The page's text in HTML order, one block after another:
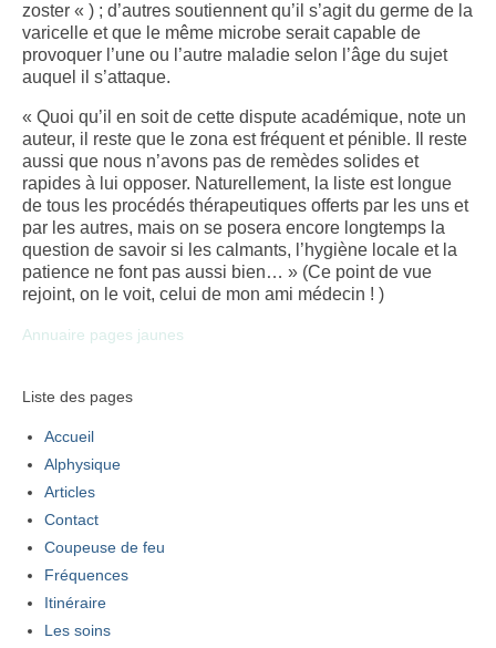
zoster « ) ; d’autres soutiennent qu’il s’agit du germe de la
varicelle et que le même microbe serait capable de
provoquer l’une ou l’autre maladie selon l’âge du sujet
auquel il s’attaque.
« Quoi qu’il en soit de cette dispute académique, note un
auteur, il reste que le zona est fréquent et pénible. Il reste
aussi que nous n’avons pas de remèdes solides et
rapides à lui opposer. Naturellement, la liste est longue
de tous les procédés thérapeutiques offerts par les uns et
par les autres, mais on se posera encore longtemps la
question de savoir si les calmants, l’hygiène locale et la
patience ne font pas aussi bien… » (Ce point de vue
rejoint, on le voit, celui de mon ami médecin ! )
Annuaire pages jaunes
Liste des pages
Accueil
Alphysique
Articles
Contact
Coupeuse de feu
Fréquences
Itinéraire
Les soins